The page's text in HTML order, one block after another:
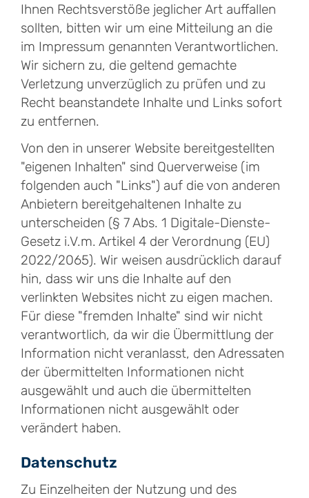
Ihnen Rechtsverstöße jeglicher Art auffallen
sollten, bitten wir um eine Mitteilung an die
im Impressum genannten Verantwortlichen.
Wir sichern zu, die geltend gemachte
Verletzung unverzüglich zu prüfen und zu
Recht beanstandete Inhalte und Links sofort
zu entfernen.
Von den in unserer Website bereitgestellten
"eigenen Inhalten" sind Querverweise (im
folgenden auch "Links") auf die von anderen
Anbietern bereitgehaltenen Inhalte zu
unterscheiden (§ 7 Abs. 1 Digitale-Dienste-
Gesetz i.V.m. Artikel 4 der Verordnung (EU)
2022/2065). Wir weisen ausdrücklich darauf
hin, dass wir uns die Inhalte auf den
verlinkten Websites nicht zu eigen machen.
Für diese "fremden Inhalte" sind wir nicht
verantwortlich, da wir die Übermittlung der
Information nicht veranlasst, den Adressaten
der übermittelten Informationen nicht
ausgewählt und auch die übermittelten
Informationen nicht ausgewählt oder
verändert haben.
Datenschutz
Zu Einzelheiten der Nutzung und des